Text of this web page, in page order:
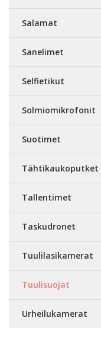
Salamat
Sanelimet
Selfietikut
Solmiomikrofonit
Suotimet
Tähtikaukoputket
Tallentimet
Taskudronet
Tuulilasikamerat
Tuulisuojat
Urheilukamerat